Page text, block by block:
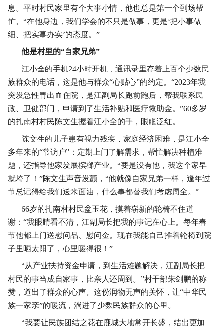
息。平时村民家里有个大事小情，他也总是第一个到场帮
忙。“在他身边，我们学会的不只是做事，更是‘把小事做
细、把实事办实’的态度。”
他是村里的“自家兄弟”
江小全的手机24小时开机，通讯录里存着上百个少数民
族群众的电话，这是他与群众“心贴心”的约定。“2023年我
突发急性胃出血住院，是江副局长跑前跑后，帮我联系民
政、卫健部门，申请到了生活补贴和医疗救助金。”60多岁
的扎南村村民陈文生握着江小全的手，眼眶泛红。
陈文生的儿子患有视力残疾，家庭经济困难，是江小全
多年来的“常访户”：定期上门了解需求，帮忙解决种植难
题，还指导他家发展槟榔产业。“要是没有他，我这个家早
就垮了！”陈文生声音发颤，“他就像自家兄弟一样，逢年过
节总记得给我们送米面油，什么事都替我们考虑周全。”
66岁的扎南村村民盆玉花，摸着崭新的轮椅不住道
谢：“我眼睛看不清，江副局长把我的事记在心上。每年春
节他都上门送慰问品、慰问金。现在我能自己推着轮椅到院
子里晒太阳了，心里暖得很！”
“从产业扶持资金申请，到生活难题解决，江副局长把
村民的事当成自家事，比亲人还周到。”村干部朱剑鹏的称
赞，道出了群众的心声。这份润物无声的关怀，让“中华民
族一家亲”的暖流，淌进了少数民族群众的心里。
“我要让民族团结之花在鹿城大地常开长盛，结出更加